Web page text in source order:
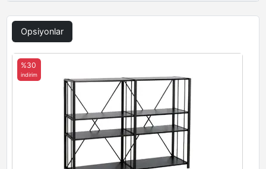
Siyah
Metal Renkleri
Opsiyonlar
%30
indirim